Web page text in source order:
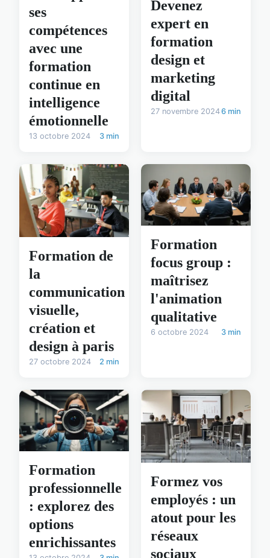
ses
compétences
avec une
formation
continue en
intelligence
émotionnelle
13 octobre 2024 3 min
Devenez
expert en
formation
design et
marketing
digital
27 novembre 20246 min
Formation de
la
communication
visuelle,
création et
design à paris
27 octobre 2024 2 min
Formation
focus group :
maîtrisez
l'animation
qualitative
6 octobre 2024 3 min
Formation
professionnelle
: explorez des
options
enrichissantes
Formez vos
employés : un
atout pour les
réseaux
sociaux